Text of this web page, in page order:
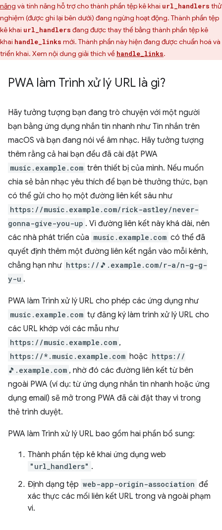
năng và tính năng hỗ trợ cho thành phần tệp kê khai url_handlers thử
nghiệm (được ghi lại bên dưới) đang ngừng hoạt động. Thành phần tệp
kê khai url_handlers đang được thay thế bằng thành phần tệp kê
khai handle_links mới. Thành phần này hiện đang được chuẩn hoá và
triển khai. Xem nội dung giải thích về handle_links.
PWA làm Trình xử lý URL là gì?
Hãy tưởng tượng bạn đang trò chuyện với một người
bạn bằng ứng dụng nhắn tin nhanh như Tin nhắn trên
macOS và bạn đang nói về âm nhạc. Hãy tưởng tượng
thêm rằng cả hai bạn đều đã cài đặt PWA
music.example.com trên thiết bị của mình. Nếu muốn
chia sẻ bản nhạc yêu thích để bạn bè thưởng thức, bạn
có thể gửi cho họ một đường liên kết sâu như
https://music.example.com/rick-astley/never-
gonna-give-you-up . Vì đường liên kết này khá dài, nên
các nhà phát triển của music.example.com có thể đã
quyết định thêm một đường liên kết ngắn vào mỗi kênh,
chẳng hạn như https://🎵.example.com/r-a/n-g-g-
y-u .
PWA làm Trình xử lý URL cho phép các ứng dụng như
music.example.com tự đăng ký làm trình xử lý URL cho
các URL khớp với các mẫu như
https://music.example.com ,
https://*.music.example.com hoặc https://
🎵.example.com , nhờ đó các đường liên kết từ bên
ngoài PWA (ví dụ: từ ứng dụng nhắn tin nhanh hoặc ứng
dụng email) sẽ mở trong PWA đã cài đặt thay vì trong
thẻ trình duyệt.
PWA làm Trình xử lý URL bao gồm hai phần bổ sung:
Thành phần tệp kê khai ứng dụng web
"url_handlers" .
Định dạng tệp web-app-origin-association để
xác thực các mối liên kết URL trong và ngoài phạm
vi.